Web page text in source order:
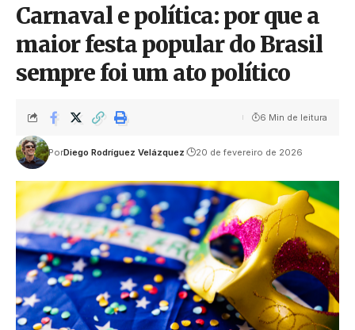
Carnaval e política: por que a
maior festa popular do Brasil
sempre foi um ato político
PorDiego Rodríguez Velázquez 20 de fevereiro de 2026
6 Min de leitura